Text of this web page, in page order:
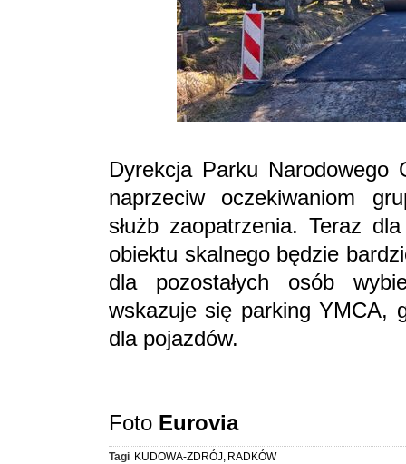
Dyrekcja Parku Narodowego
naprzeciw oczekiwaniom
służb zaopatrzenia. Teraz
obiektu skalnego będzie
dla pozostałych osób
wskazuje się parking YMCA,
dla pojazdów.
Foto Eurovia
Tagi KUDOWA-ZDRÓJ, RADKÓW